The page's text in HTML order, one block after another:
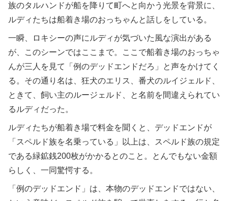
族のタルハンドが船を降りて町へと向かう光景を背景に、
ルディたちは船着き場のおっちゃんと話しをしている。
一瞬、ロキシーの声にルディが気づいた風な演出がある
が、このシーンではここまで。ここで船着き場のおっちゃ
んが三人を見て「例のデッドエンドだろ」と声をかけてく
る。その通り名は、狂犬のエリス、番犬のルイジェルド、
ときて、飼い主のルージェルド、と名前を間違えられてい
るルディだった。
ルディたちが船着き場で料金を聞くと、デッドエンドが
「スペルド族を名乗っている」以上は、スペルド族の規定
である緑鉱銭200枚がかかるとのこと。とんでもない金額
らしく、一同驚愕する。
「例のデッドエンド」は、本物のデッドエンドではない、